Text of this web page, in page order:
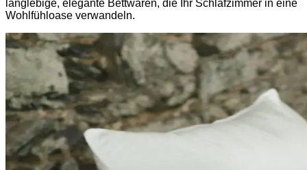
langlebige, elegante Bettwaren, die Ihr Schlafzimmer in eine
Wohlfühloase verwandeln.